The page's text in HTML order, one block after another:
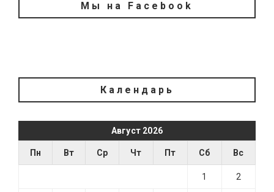
Мы на Facebook
Календарь
Август 2026
Пн Вт Ср Чт Пт Сб Вс
1 2